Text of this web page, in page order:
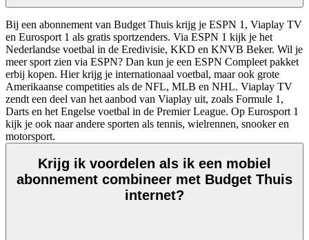
Bij een abonnement van Budget Thuis krijg je ESPN 1, Viaplay TV
en Eurosport 1 als gratis sportzenders. Via ESPN 1 kijk je het
Nederlandse voetbal in de Eredivisie, KKD en KNVB Beker. Wil je
meer sport zien via ESPN? Dan kun je een ESPN Compleet pakket
erbij kopen. Hier krijg je internationaal voetbal, maar ook grote
Amerikaanse competities als de NFL, MLB en NHL. Viaplay TV
zendt een deel van het aanbod van Viaplay uit, zoals Formule 1,
Darts en het Engelse voetbal in de Premier League. Op Eurosport 1
kijk je ook naar andere sporten als tennis, wielrennen, snooker en
motorsport.
Krijg ik voordelen als ik een mobiel
abonnement combineer met Budget Thuis
internet?